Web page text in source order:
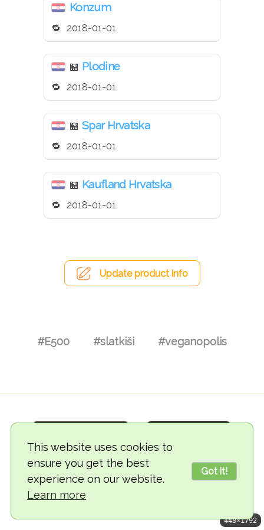
This website uses cookies to
ensure you get the best
experience on our website.
Learn more
Got it!
Konzum
2018-01-01
🏪 Plodine
2018-01-01
🏪 Spar Hrvatska
2018-01-01
🏪 Kaufland Hrvatska
2018-01-01
Update product info
#E500 #slatkiši #veganopolis
© 2018-2026 TheVegCat